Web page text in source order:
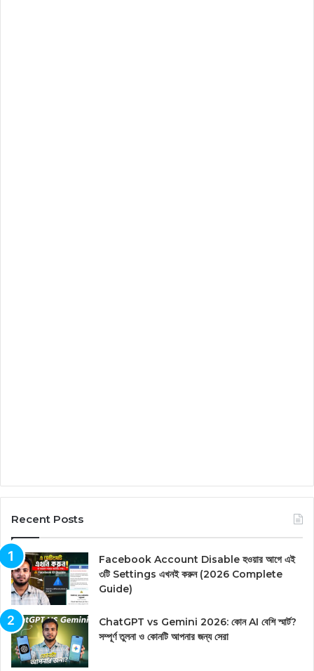
Recent Posts
Facebook Account Disable হওয়ার আগে এই
৩টি Settings এখনই করুন (2026 Complete
Guide)
ChatGPT vs Gemini 2026: কোন AI বেশি স্মার্ট?
সম্পূর্ণ তুলনা ও কোনটি আপনার জন্য সেরা